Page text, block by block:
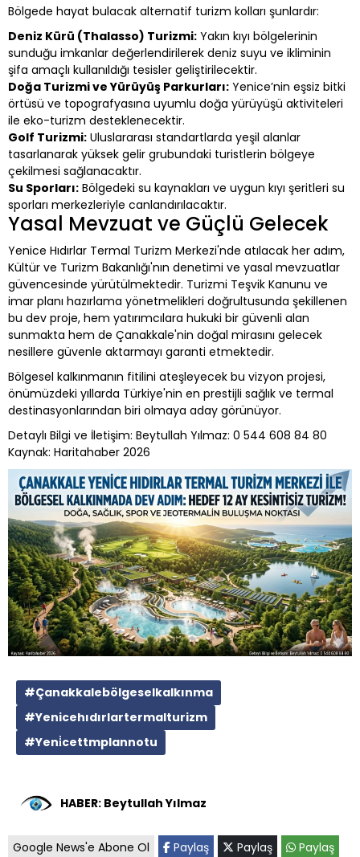
Bölgede hayat bulacak alternatif turizm kolları şunlardır:
Deniz Kürü (Thalasso) Turizmi: Yakın kıyı bölgelerinin
sunduğu imkanlar değerlendirilerek deniz suyu ve ikliminin
şifa amaçlı kullanıldığı tesisler geliştirilecektir.
Doğa Turizmi ve Yürüyüş Parkurları: Yenice’nin eşsiz bitki
örtüsü ve topografyasına uyumlu doğa yürüyüşü aktiviteleri
ile eko-turizm desteklenecektir.
Golf Turizmi: Uluslararası standartlarda yeşil alanlar
tasarlanarak yüksek gelir grubundaki turistlerin bölgeye
çekilmesi sağlanacaktır.
Su Sporları: Bölgedeki su kaynakları ve uygun kıyı şeritleri su
sporları merkezleriyle canlandırılacaktır.
Yasal Mevzuat ve Güçlü Gelecek
Yenice Hıdırlar Termal Turizm Merkezi'nde atılacak her adım,
Kültür ve Turizm Bakanlığı'nın denetimi ve yasal mevzuatlar
güvencesinde yürütülmektedir. Turizmi Teşvik Kanunu ve
imar planı hazırlama yönetmelikleri doğrultusunda şekillenen
bu dev proje, hem yatırımcılara hukuki bir güvenli alan
sunmakta hem de Çanakkale'nin doğal mirasını gelecek
nesillere güvenle aktarmayı garanti etmektedir.
Bölgesel kalkınmanın fitilini ateşleyecek bu vizyon projesi,
önümüzdeki yıllarda Türkiye'nin en prestijli sağlık ve termal
destinasyonlarından biri olmaya aday görünüyor.
Detaylı Bilgi ve İletişim: Beytullah Yılmaz: 0 544 608 84 80
Kaynak: Haritahaber 2026
#Çanakkalebölgeselkalkınma
#Yenicehıdırlartermalturizm
#Yeni̇cettmplannotu
HABER: Beytullah Yılmaz
Google News'e Abone Ol Paylaş Paylaş Paylaş